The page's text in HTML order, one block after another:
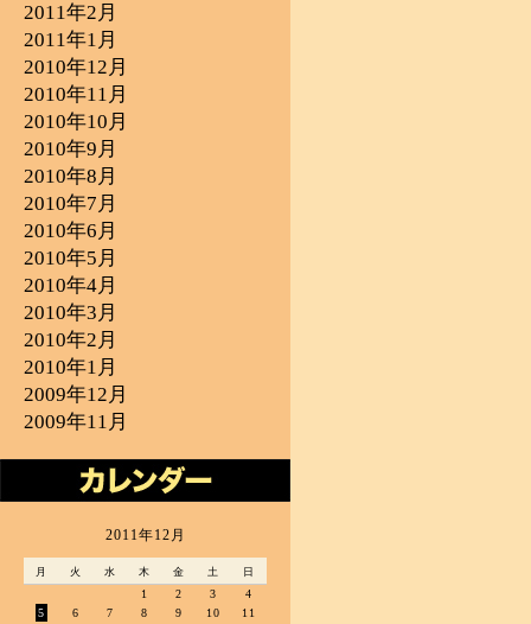
2011年2月
2011年1月
2010年12月
2010年11月
2010年10月
2010年9月
2010年8月
2010年7月
2010年6月
2010年5月
2010年4月
2010年3月
2010年2月
2010年1月
2009年12月
2009年11月
2011年12月
月 火 水 木 金 土 日
1 2 3
4
5
6 7 8 9 10
11